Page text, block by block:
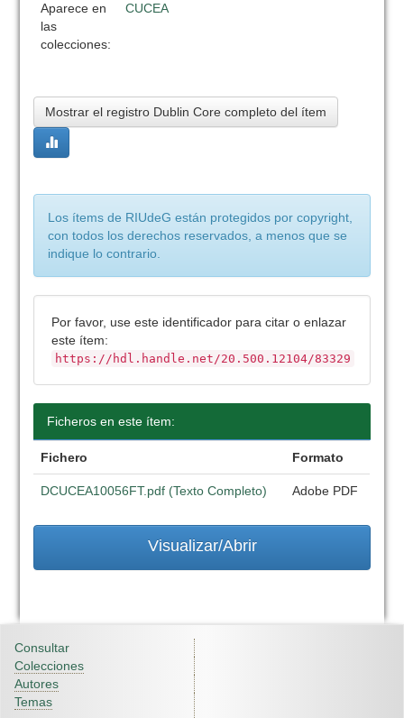
Aparece en
las
colecciones:
CUCEA
Mostrar el registro Dublin Core completo del ítem
Los ítems de RIUdeG están protegidos por copyright,
con todos los derechos reservados, a menos que se
indique lo contrario.
Por favor, use este identificador para citar o enlazar
este ítem:
https://hdl.handle.net/20.500.12104/83329
Ficheros en este ítem:
Fichero Formato
DCUCEA10056FT.pdf (Texto Completo) Adobe PDF
Visualizar/Abrir
Consultar
Colecciones
Autores
Temas